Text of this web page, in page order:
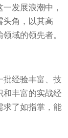
发展浪潮中，
头角，以其高
域的领先者。
批经验丰富、技
和丰富的实战经
求了如指掌，能